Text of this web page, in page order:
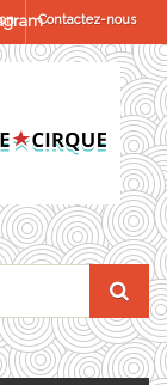
Contactez-nous